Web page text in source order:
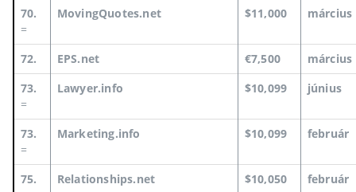
70.
=
MovingQuotes.net $11,000 március
72. EPS.net €7,500
március
73.
=
Lawyer.info $10,099 június
73.
=
Marketing.info $10,099 február
75. Relationships.net $10,050
február